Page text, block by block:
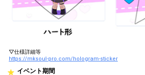
▽仕様詳細等
https://mksoul-pro.com/hologram-sticker
イベント期間